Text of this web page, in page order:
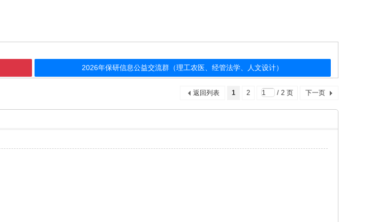
2026年保研信息公益交流群（理工农医、经管法学、人文设计）
1 2 / 2 页 下一页
返回列表